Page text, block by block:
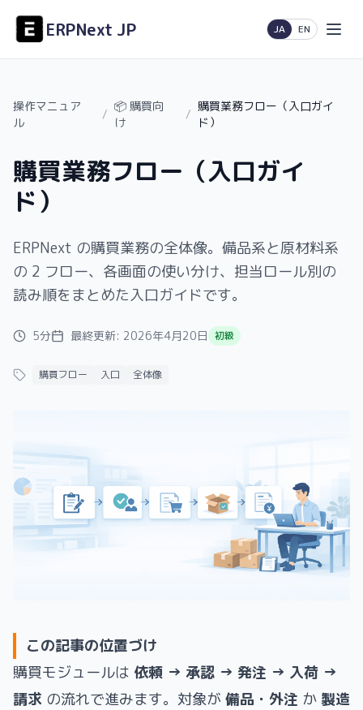
ERPNext JP JA 日本語
EN English
操作マニュア
ル
/
📦 購買向
け
/
購買業務フロー（入口ガイ
ド）
購買業務フロー（入口ガイ
ド）
ERPNext の購買業務の全体像。備品系と原材料系
の 2 フロー、各画面の使い分け、担当ロール別の
読み順をまとめた入口ガイドです。
5分 最終更新: 2026年4月20日 初級
購買フロー 入口 全体像
この記事の位置づけ
購買モジュールは 依頼 → 承認 → 発注 → 入荷 →
請求 の流れで進みます。対象が 備品・外注 か 製造